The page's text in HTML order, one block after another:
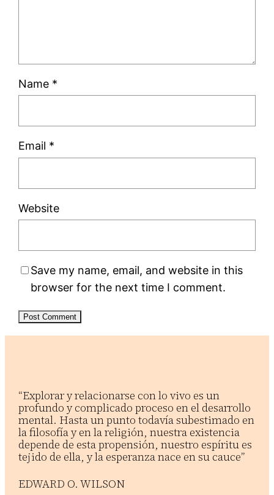
Name *
Email *
Website
Save my name, email, and website in this
browser for the next time I comment.
“Explorar y relacionarse con lo vivo es un
profundo y complicado proceso en el desarrollo
mental. Hasta un punto todavía subestimado en
la filosofía y en la religión, nuestra existencia
depende de esta propensión, nuestro espíritu es
tejido de ella, y la esperanza nace en su cauce”
EDWARD O. WILSON